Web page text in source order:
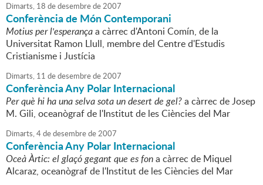
Dimarts, 18 dedesembrede2007
Conferència de Món Contemporani
Motius per l'esperançaa càrrec d'Antoni Comín, de la
Universitat Ramon Llull, membre del Centre d'Estudis
Cristianisme i Justícia
Dimarts, 11 dedesembrede2007
Conferència Any Polar Internacional
Per què hi ha una selva sota un desert de gel?a càrrec de Josep
M. Gili, oceanògraf de l'Institut de les Ciències del Mar
Dimarts,4dedesembrede2007
Conferència Any Polar Internacional
Oceà Àrtic: el glaçó gegant que es fona càrrec de Miquel
Alcaraz, oceanògraf de l'Institut de les Ciències del Mar